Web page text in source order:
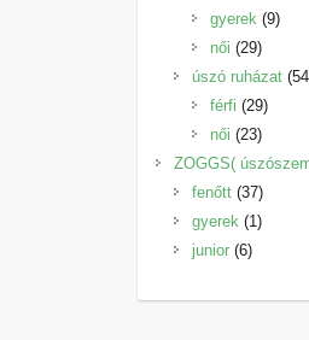
termék
gyerek 99
női 2929
termék
úszó ruházat 54
férfi 2929
női 2323
termék
ZOGGS(
fenőtt 3737
termék
gyerek 11
junior 66